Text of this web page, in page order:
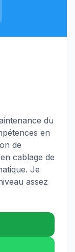
du
en
de
cablage de
Je
assez